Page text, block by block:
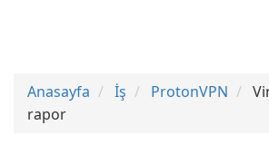
Anasayfa İş ProtonVPN
rapor